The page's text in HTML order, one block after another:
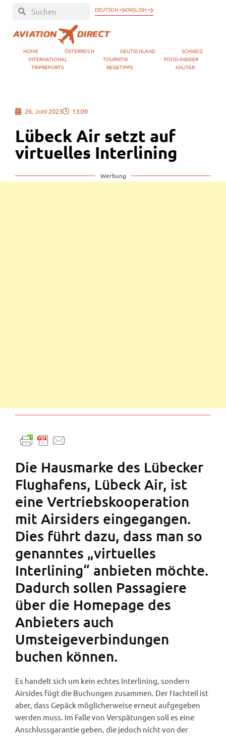
DEUTSCH » ENGLISH »
HOME ÖSTERREICH DEUTSCHLAND
SCHWEIZ
INTERNATIONAL
TOURISTIK
FOOD-INSIDER
TRIPREPORTS
REISETIPPS MILITÄR
26. Juni 2023 13:09
Lübeck Air setzt auf
virtuelles Interlining
Werbung
Die Hausmarke des Lübecker
Flughafens, Lübeck Air, ist
eine Vertriebskooperation
mit Airsiders eingegangen.
Dies führt dazu, dass man so
genanntes „virtuelles
Interlining“ anbieten möchte.
Dadurch sollen Passagiere
über die Homepage des
Anbieters auch
Umsteigeverbindungen
buchen können.
Es handelt sich um kein echtes Interlining, sondern
Airsides fügt die Buchungen zusammen. Der Nachteil ist
aber, dass Gepäck möglicherweise erneut aufgegeben
werden muss. Im Falle von Verspätungen soll es eine
Anschlussgarantie geben, die jedoch nicht von der